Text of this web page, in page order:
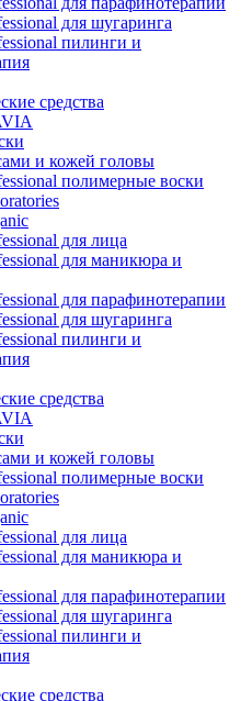
для шугаринга
пилинги и
средства
и кожей головы
полимерные воски
для лица
для маникюра и
для парафинотерапии
для шугаринга
пилинги и
средства
и кожей головы
полимерные воски
для лица
для маникюра и
для парафинотерапии
для шугаринга
пилинги и
средства